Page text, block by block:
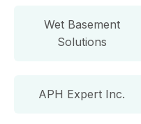
Wet Basement
Solutions
APH Expert Inc.